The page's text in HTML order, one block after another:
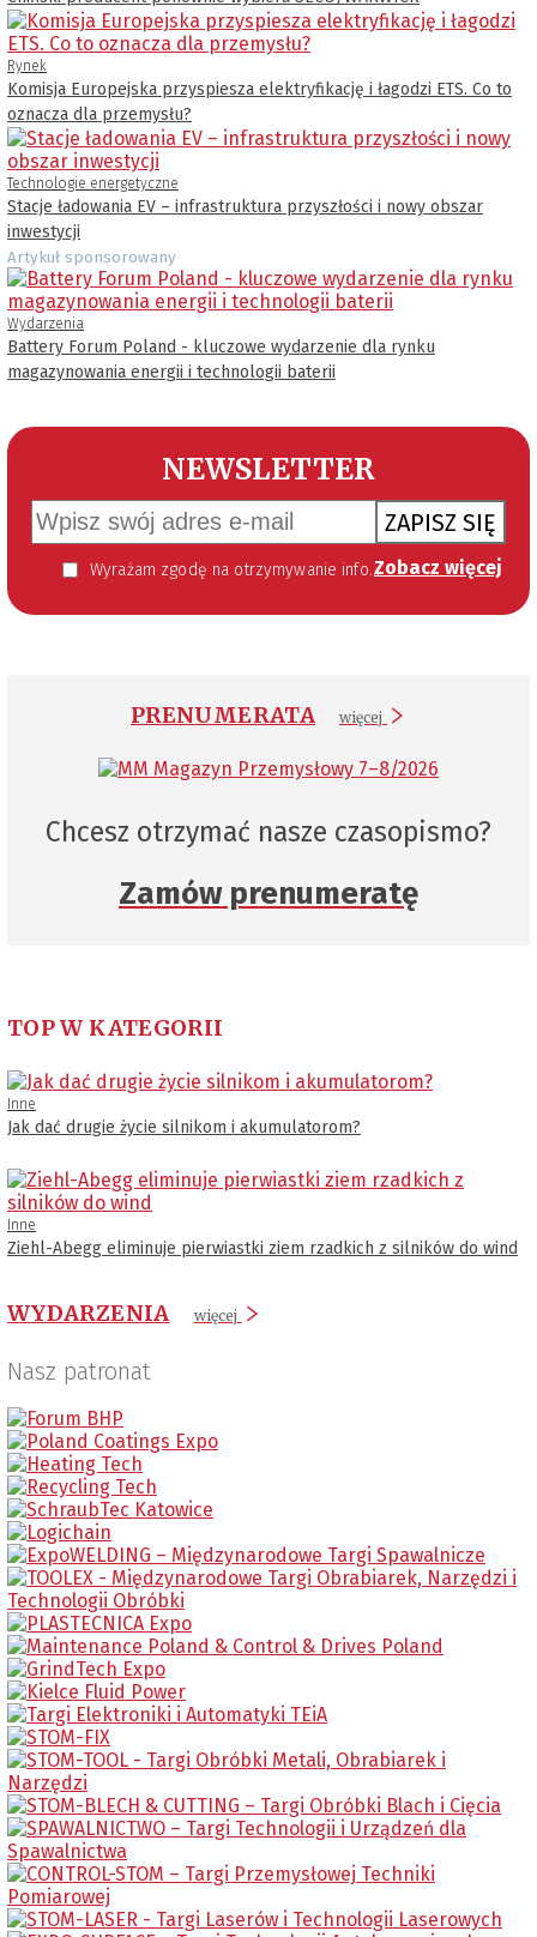
Rynek
Komisja Europejska przyspiesza elektryfikację i łagodzi ETS. Co to
oznacza dla przemysłu?
Technologie energetyczne
Stacje ładowania EV – infrastruktura przyszłości i nowy obszar
inwestycji
Artykuł sponsorowany
Wydarzenia
Battery Forum Poland - kluczowe wydarzenie dla rynku
magazynowania energii i technologii baterii
NEWSLETTER
ZAPISZ SIĘ
Wyrażam zgodę na otrzymywanie informacji handlowej kierowanej do mnie za pomocą środków komunikacji elektronicznej w szczególności poczty elektronicznej zgodnie z przepisem art. 10 ust 2 ustawy z dnia 18 lipca 2002 roku o świadczeniu usług drogą elektroniczną (Dz. U. 144 z 2002 r. poz. 1204). Zgoda jest dobrowolna, jednak jej wyrażenie jest konieczne, aby otrzymywać newsletter. Zobacz więcej
PRENUMERATA więcej
Chcesz otrzymać nasze czasopismo?
Zamów prenumeratę
TOP W KATEGORII
Inne
Jak dać drugie życie silnikom i akumulatorom?
Inne
Ziehl-Abegg eliminuje pierwiastki ziem rzadkich z silników do wind
WYDARZENIA więcej
Nasz patronat